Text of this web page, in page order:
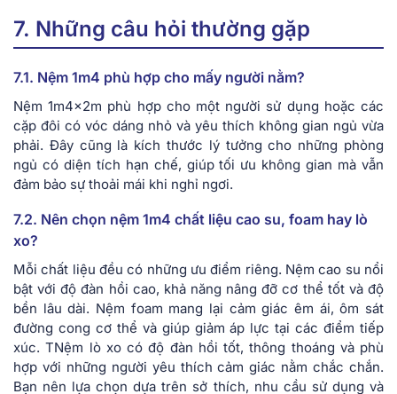
7. Những câu hỏi thường gặp
7.1. Nệm 1m4 phù hợp cho mấy người nằm?
Nệm 1m4x2m phù hợp cho một người sử dụng hoặc các
cặp đôi có vóc dáng nhỏ và yêu thích không gian ngủ vừa
phải. Đây cũng là kích thước lý tưởng cho những phòng
ngủ có diện tích hạn chế, giúp tối ưu không gian mà vẫn
đảm bảo sự thoải mái khi nghỉ ngơi.
7.2. Nên chọn nệm 1m4 chất liệu cao su, foam hay lò
xo?
Mỗi chất liệu đều có những ưu điểm riêng. Nệm cao su nổi
bật với độ đàn hồi cao, khả năng nâng đỡ cơ thể tốt và độ
bền lâu dài. Nệm foam mang lại cảm giác êm ái, ôm sát
đường cong cơ thể và giúp giảm áp lực tại các điểm tiếp
xúc. TNệm lò xo có độ đàn hồi tốt, thông thoáng và phù
hợp với những người yêu thích cảm giác nằm chắc chắn.
Bạn nên lựa chọn dựa trên sở thích, nhu cầu sử dụng và